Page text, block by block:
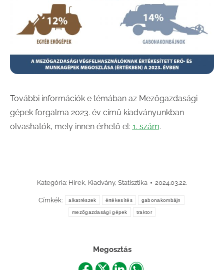
További információk e témában az Mezőgazdasági
gépek forgalma 2023. év című kiadványunkban
olvashatók, mely innen érhető el: 1. szám.
Kategória: Hírek, Kiadvány, Statisztika 2024.03.22.
Címkék: alkatrészek értékesítés gabonakombájn
mezőgazdasági gépek traktor
Megosztás